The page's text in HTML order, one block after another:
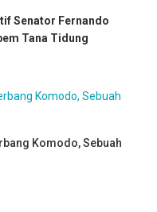
Senator Fernando
Tana Tidung
Komodo, Sebuah